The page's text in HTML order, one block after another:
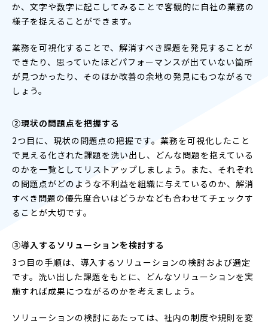
か、文字や数字に起こしてみることで客観的に自社の業務の
様子を捉えることができます。
業務を可視化することで、解消すべき課題を発見することが
できたり、思っていたほどパフォーマンスが出ていない箇所
が見つかったり、そのほか改善の余地の発見にもつながるで
しょう。
②現状の問題点を把握する
2つ目に、現状の問題点の把握です。業務を可視化したこと
で見える化された課題を洗い出し、どんな問題を抱えている
のかを一覧としてリストアップしましょう。また、それぞれ
の問題点がどのような不利益を組織に与えているのか、解消
すべき問題の優先度合いはどうかなども合わせてチェックす
ることが大切です。
③導入するソリューションを検討する
3つ目の手順は、導入するソリューションの検討および選定
です。洗い出した課題をもとに、どんなソリューションを実
施すれば成果につながるのかを考えましょう。
ソリューションの検討にあたっては、社内の制度や規則を変